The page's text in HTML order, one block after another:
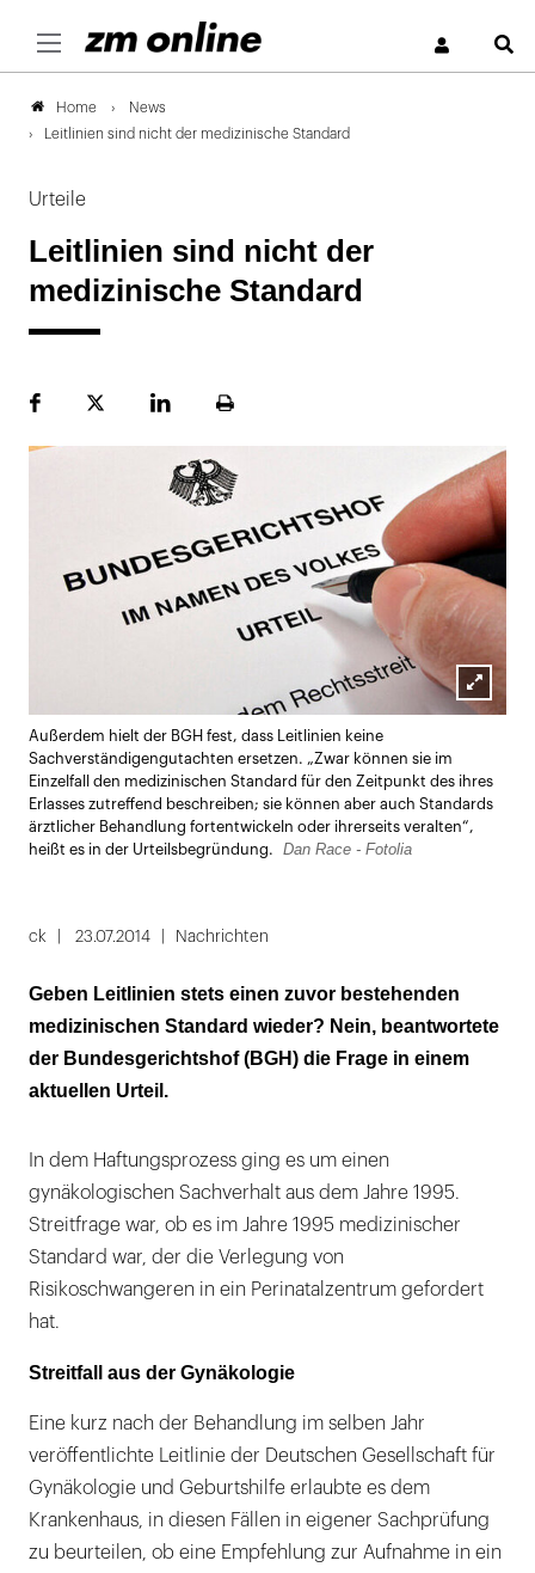
Home
News
Leitlinien sind nicht der medizinische Standard
Urteile
Leitlinien sind nicht der
medizinische Standard
FacebookPlattformLinekdInSeite
Lightbox
Außerdem hielt der BGH fest, dass Leitlinien keine
Sachverständigengutachten ersetzen. „Zwar können sie im
Einzelfall den medizinischen Standard für den Zeitpunkt des ihres
Erlasses zutreffend beschreiben; sie können aber auch Standards
ärztlicher Behandlung fortentwickeln oder ihrerseits veralten“,
heißt es in der Urteilsbegründung.
Dan Race - Fotolia
ck 23.07.2014 Nachrichten
Geben Leitlinien stets einen zuvor bestehenden
medizinischen Standard wieder? Nein, beantwortete
der Bundesgerichtshof (BGH) die Frage in einem
aktuellen Urteil.
In dem Haftungsprozess ging es um einen
gynäkologischen Sachverhalt aus dem Jahre 1995.
Streitfrage war, ob es im Jahre 1995 medizinischer
Standard war, der die Verlegung von
Risikoschwangeren in ein Perinatalzentrum gefordert
hat.
Streitfall aus der Gynäkologie
Eine kurz nach der Behandlung im selben Jahr
veröffentlichte Leitlinie der Deutschen Gesellschaft für
Gynäkologie und Geburtshilfe erlaubte es dem
Krankenhaus, in diesen Fällen in eigener Sachprüfung
zu beurteilen, ob eine Empfehlung zur Aufnahme in ein